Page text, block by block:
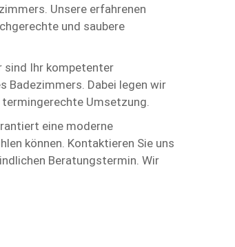
Unsere erfahrenen
und saubere
sind Ihr kompetenter
Badezimmers. Dabei legen wir
Umsetzung.
eine moderne
können. Kontaktieren Sie uns
Beratungstermin. Wir